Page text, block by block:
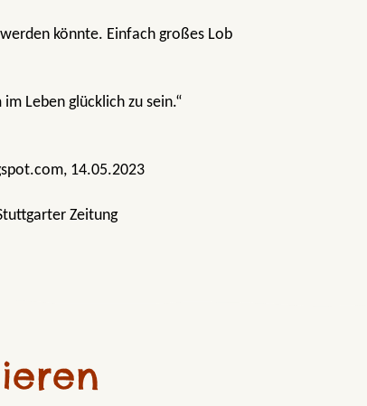
könnte. Einfach großes Lob
Leben glücklich zu sein.“
14.05.2023
Zeitung
17.06.2023